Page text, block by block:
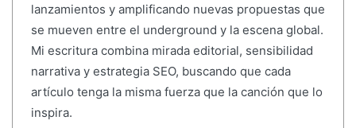
lanzamientos y amplificando nuevas propuestas que
se mueven entre el underground y la escena global.
Mi escritura combina mirada editorial, sensibilidad
narrativa y estrategia SEO, buscando que cada
artículo tenga la misma fuerza que la canción que lo
inspira.